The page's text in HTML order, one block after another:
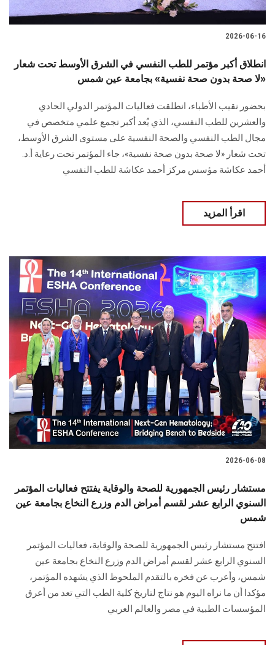
الدراسات العليا
الزائـرون
سجل الان
2026-06-16
انطلاق أكبر مؤتمر للطب النفسي في الشرق الأوسط تحت شعار
«لا صحة بدون صحة نفسية» بجامعة عين شمس
بحضور نقيب الأطباء، انطلقت فعاليات المؤتمر الدولي الحادي
والعشرين للطب النفسي، الذي يُعد أكبر تجمع علمي متخصص في
مجال الطب النفسي والصحة النفسية على مستوى الشرق الأوسط،
تحت شعار «لا صحة بدون صحة نفسية»، جاء المؤتمر تحت رعاية أ.د.
أحمد عكاشة مؤسس مركز أحمد عكاشة للطب النفسي
اقرأ المزيد
2026-06-08
مستشار رئيس الجمهورية للصحة والوقاية يفتتح فعاليات المؤتمر
السنوي الرابع عشر لقسم أمراض الدم وزرع النخاع بجامعة عين
شمس
افتتح مستشار رئيس الجمهورية للصحة والوقاية، فعاليات المؤتمر
السنوي الرابع عشر لقسم أمراض الدم وزرع النخاع بجامعة عين
شمس، وأعرب عن فخره بالتقدم الملحوظ الذي يشهده المؤتمر،
مؤكدا أن ما نراه اليوم هو نتاج لتاريخ كلية الطب التي تعد من أعرق
المؤسسات الطبية في مصر والعالم العربي